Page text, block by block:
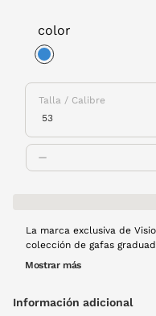
color
Talla / Calibre
La marca exclusiva de
colección de gafas
usarla en cualquier
aportar ligereza y
Mostrar más
Información adicional